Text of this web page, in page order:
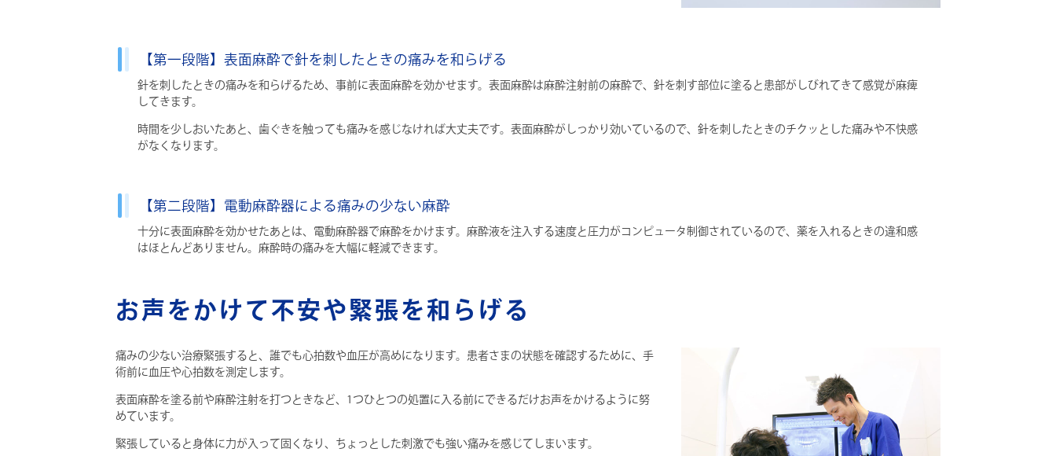
【第一段階】表面麻酔で針を刺したときの痛みを和らげる
針を刺したときの痛みを和らげるため、事前に表面麻酔を効かせます。表面麻酔は麻酔注射前の麻酔で、針を刺す部位に塗ると患部がしびれてきて感覚が麻痺
してきます。
時間を少しおいたあと、歯ぐきを触っても痛みを感じなければ大丈夫です。表面麻酔がしっかり効いているので、針を刺したときのチクッとした痛みや不快感
がなくなります。
【第二段階】電動麻酔器による痛みの少ない麻酔
十分に表面麻酔を効かせたあとは、電動麻酔器で麻酔をかけます。麻酔液を注入する速度と圧力がコンピュータ制御されているので、薬を入れるときの違和感
はほとんどありません。麻酔時の痛みを大幅に軽減できます。
お声をかけて不安や緊張を和らげる
痛みの少ない治療緊張すると、誰でも心拍数や血圧が高めになります。患者さまの状態を確認するために、手
術前に血圧や心拍数を測定します。
表面麻酔を塗る前や麻酔注射を打つときなど、1つひとつの処置に入る前にできるだけお声をかけるように努
めています。
緊張していると身体に力が入って固くなり、ちょっとした刺激でも強い痛みを感じてしまいます。